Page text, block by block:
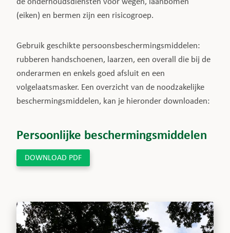
(eiken) en bermen zijn een risicogroep.
Gebruik geschikte persoonsbeschermingsmiddelen:
rubberen handschoenen, laarzen, een overall die bij de
onderarmen en enkels goed afsluit en een
volgelaatsmasker. Een overzicht van de noodzakelijke
beschermingsmiddelen, kan je hieronder downloaden:
Persoonlijke beschermingsmiddelen
DOWNLOAD PDF